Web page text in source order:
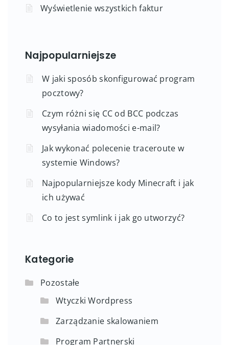
Wyświetlenie wszystkich faktur
Najpopularniejsze
W jaki sposób skonfigurować program
pocztowy?
Czym różni się CC od BCC podczas
wysyłania wiadomości e-mail?
Jak wykonać polecenie traceroute w
systemie Windows?
Najpopularniejsze kody Minecraft i jak
ich używać
Co to jest symlink i jak go utworzyć?
Kategorie
Pozostałe
Wtyczki Wordpress
Zarządzanie skalowaniem
Program Partnerski